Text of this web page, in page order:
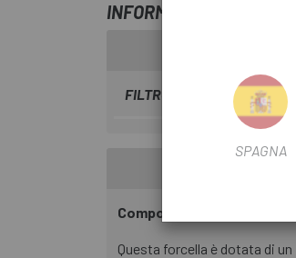
INFORMAZIONI SU
FILTRO STAGIONALE 2024
Componenti tecnici
Questa forcella è dotata di
SPAGNA